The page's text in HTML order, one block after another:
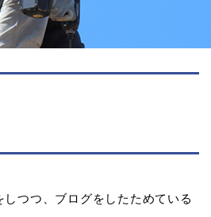
つつ、ブログをしたためている